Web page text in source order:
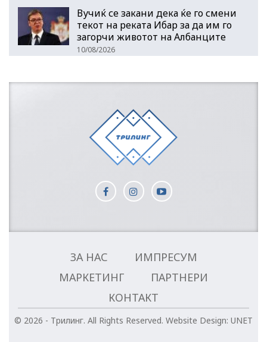
Вучиќ се закани дека ќе го смени
текот на реката Ибар за да им го
загорчи животот на Албанците
10/08/2026
ЗА НАС
ИМПРЕСУМ
МАРКЕТИНГ
ПАРТНЕРИ
КОНТАКТ
© 2026 - Трилинг. All Rights Reserved. Website Design: UNET